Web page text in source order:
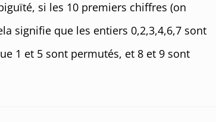
si les 10 premiers chiffres (on
signifie que les entiers 0,2,3,4,6,7 sont
1 et 5 sont permutés, et 8 et 9 sont